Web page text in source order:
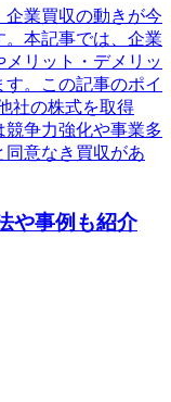
業買収の動きが今
本記事では、企業
リット・デメリッ
す。この記事のポイ
社の株式を取得
競争力強化や事業多
意なき買収があ
や事例も紹介